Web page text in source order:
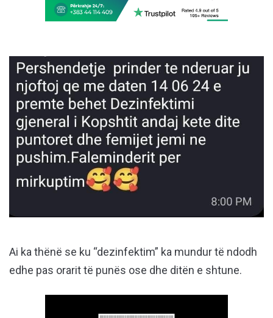
Ai ka thënë se ku “dezinfektim” ka mundur të ndodh
edhe pas orarit të punës ose dhe ditën e shtune.